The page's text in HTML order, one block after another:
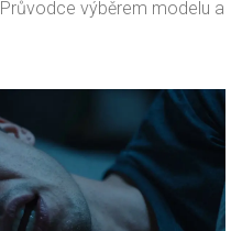
výběrem modelu a